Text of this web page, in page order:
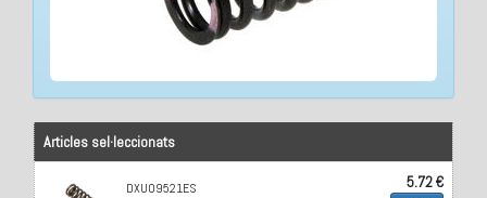
Articles sel·leccionats
DXU09521ES 5.72 €